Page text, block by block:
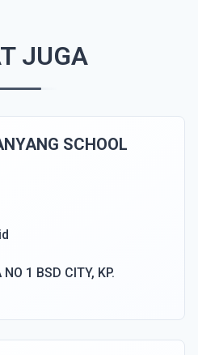
JUGA
SCHOOL
1 BSD CITY, KP.